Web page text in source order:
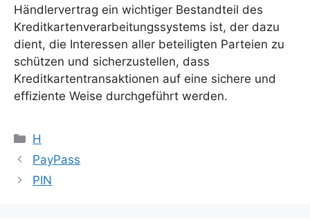
Händlervertrag ein wichtiger Bestandteil des
Kreditkartenverarbeitungssystems ist, der dazu
dient, die Interessen aller beteiligten Parteien zu
schützen und sicherzustellen, dass
Kreditkartentransaktionen auf eine sichere und
effiziente Weise durchgeführt werden.
Kategorien
H
PayPass
PIN